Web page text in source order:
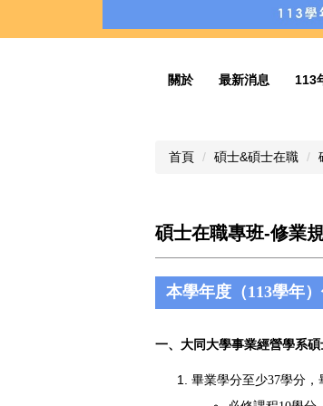
關於 最新消息 113
首頁 碩士&碩士在職
碩士在職專班-修業
本學年度（113學年
一、大同大學事業經營學系
畢業學分至少37學分，